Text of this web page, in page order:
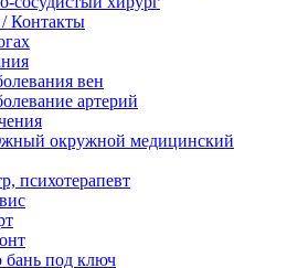
Контакты
вен
артерий
окружной медицинский
психотерапевт
бань под ключ